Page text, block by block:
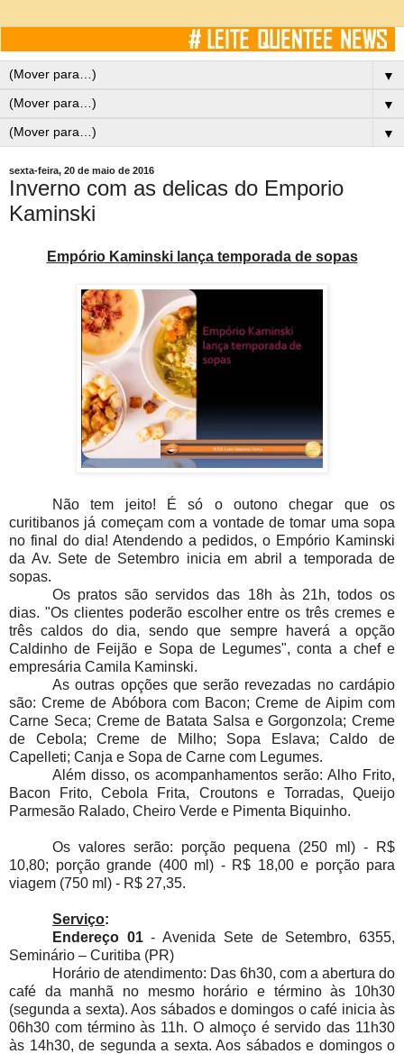
▼
▼
▼
sexta-feira, 20 de maio de 2016
Inverno com as delicas do Emporio
Kaminski
Empório Kaminski lança temporada de sopas
Não tem jeito! É só o outono chegar que os
curitibanos já começam com a vontade de tomar uma sopa
no final do dia! Atendendo a pedidos, o Empório Kaminski
da Av. Sete de Setembro inicia em abril a temporada de
sopas.
Os pratos são servidos das 18h às 21h, todos os
dias. "Os clientes poderão escolher entre os três cremes e
três caldos do dia, sendo que sempre haverá a opção
Caldinho de Feijão e Sopa de Legumes", conta a chef e
empresária Camila Kaminski.
As outras opções que serão revezadas no cardápio
são: Creme de Abóbora com Bacon; Creme de Aipim com
Carne Seca; Creme de Batata Salsa e Gorgonzola; Creme
de Cebola; Creme de Milho; Sopa Eslava; Caldo de
Capelleti; Canja e Sopa de Carne com Legumes.
Além disso, os acompanhamentos serão: Alho Frito,
Bacon Frito, Cebola Frita, Croutons e Torradas, Queijo
Parmesão Ralado, Cheiro Verde e Pimenta Biquinho.
Os valores serão: porção pequena (250 ml) - R$
10,80; porção grande (400 ml) - R$ 18,00 e porção para
viagem (750 ml) - R$ 27,35.
Serviço:
Endereço 01- Avenida Sete de Setembro, 6355,
Seminário – Curitiba (PR)
Horário de atendimento: Das 6h30, com a abertura do
café da manhã no mesmo horário e término às 10h30
(segunda a sexta). Aos sábados e domingos o café inicia às
06h30 com término às 11h. O almoço é servido das 11h30
às 14h30, de segunda a sexta. Aos sábados e domingos o